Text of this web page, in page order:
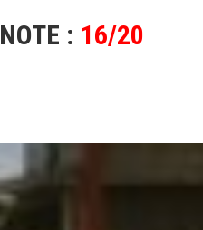
NOTE : 16/20